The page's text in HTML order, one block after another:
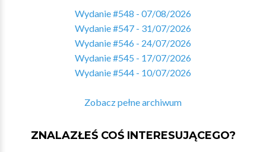
Wydanie #548 - 07/08/2026
Wydanie #547 - 31/07/2026
Wydanie #546 - 24/07/2026
Wydanie #545 - 17/07/2026
Wydanie #544 - 10/07/2026
Zobacz pełne archiwum
ZNALAZŁEŚ COŚ INTERESUJĄCEGO?